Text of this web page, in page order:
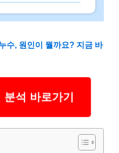
수, 원인이 뭘까요? 지금 바
석 바로가기